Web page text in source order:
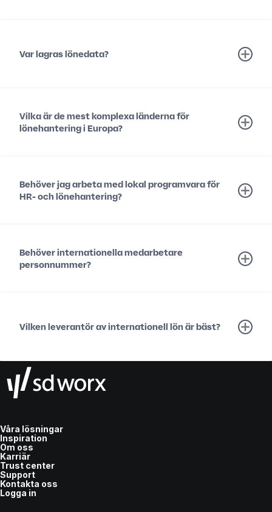
Var lagras lönedata?
Vilka är de mest komplexa länderna för
lönehantering i Europa?
Behöver jag arbeta med lokal programvara för
HR- och lönehantering?
Behöver internationella medarbetare
personnummer?
Vilken leverantör av internationell lön är bäst?
Våra lösningar
Inspiration
Om oss
Karriär
Trust center
Support
Kontakta oss
Logga in